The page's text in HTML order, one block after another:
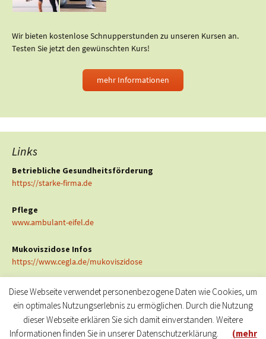
Wir bieten kostenlose Schnupperstunden zu unseren Kursen an.
Testen Sie jetzt den gewünschten Kurs!
mehr Informationen
Links
Betriebliche Gesundheitsförderung
https://starke-firma.de
Pflege
www.ambulant-eifel.de
Mukoviszidose Infos
https://www.cegla.de/mukoviszidose
Diese Webseite verwendet personenbezogene Daten wie Cookies, um
ein optimales Nutzungserlebnis zu ermöglichen. Durch die Nutzung
dieser Webseite erklären Sie sich damit einverstanden. Weitere
Informationen finden Sie in unserer Datenschutzerklärung.
(mehr